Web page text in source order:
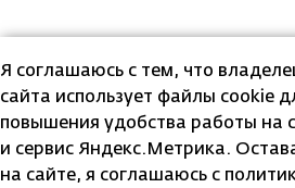
Я соглашаюсь с тем, что
сайта использует файлы cookie
повышения удобства работы на
и сервис Яндекс.Метрика.
на сайте, я соглашаюсь с